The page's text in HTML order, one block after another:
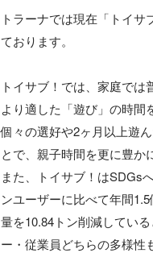
トラーナでは現在「トイ
ております。
トイサブ！では、家庭で
より適した「遊び」の時間
個々の選好や2ヶ月以上遊
とで、親子時間を更に豊か
また、トイサブ！はSDGs
ンユーザーに比べて年間
量を10.84トン削減してい
ー・従業員どちらの多様性